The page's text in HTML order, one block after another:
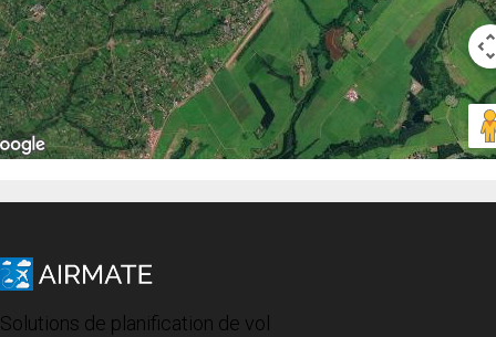
Solutions de planification de vol